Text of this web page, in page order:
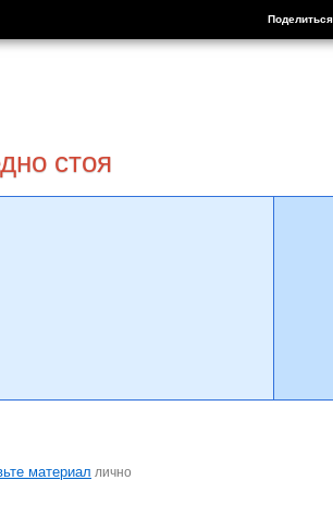
Поделиться
стоя
материал лично